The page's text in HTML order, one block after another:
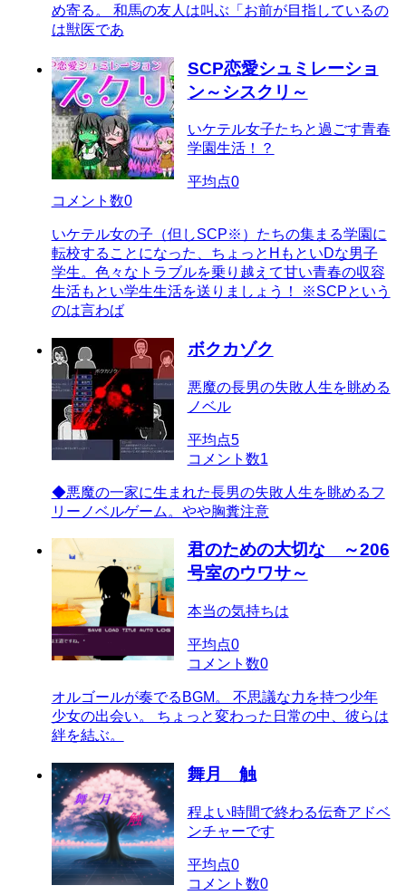
め寄る。 和馬の友人は叫ぶ「お前が目指しているの
は獣医であ
SCP恋愛シュミレーショ
ン～シスクリ～
いケテル女子たちと過ごす青春
学園生活！？
平均点0
コメント数0
いケテル女の子（但しSCP※）たちの集まる学園に
転校することになった、ちょっとHもといDな男子
学生。色々なトラブルを乗り越えて甘い青春の収容
生活もとい学生生活を送りましょう！ ※SCPという
のは言わば
ボクカゾク
悪魔の長男の失敗人生を眺める
ノベル
平均点5
コメント数1
◆悪魔の一家に生まれた長男の失敗人生を眺めるフ
リーノベルゲーム。やや胸糞注意
君のための大切な ～206
号室のウワサ～
本当の気持ちは
平均点0
コメント数0
オルゴールが奏でるBGM。 不思議な力を持つ少年
少女の出会い。 ちょっと変わった日常の中、彼らは
絆を結ぶ。
舞月 触
程よい時間で終わる伝奇アドベ
ンチャーです
平均点0
コメント数0